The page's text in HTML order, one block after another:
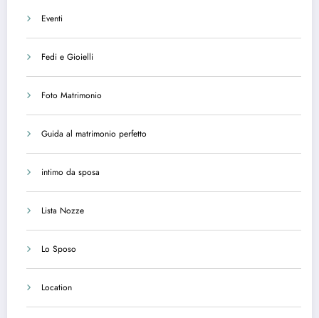
Eventi
Fedi e Gioielli
Foto Matrimonio
Guida al matrimonio perfetto
intimo da sposa
Lista Nozze
Lo Sposo
Location